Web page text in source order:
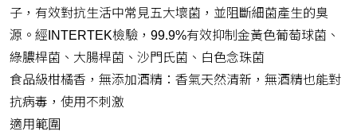
子，有效對抗生活中常見五大壞菌，並阻斷細菌產生的臭
源。經INTERTEK檢驗，99.9%有效抑制金黃色葡萄球菌、
綠膿桿菌、大腸桿菌、沙門氏菌、白色念珠菌
食品級柑橘香，無添加酒精：香氣天然清新，無酒精也能對
抗病毒，使用不刺激
適用範圍